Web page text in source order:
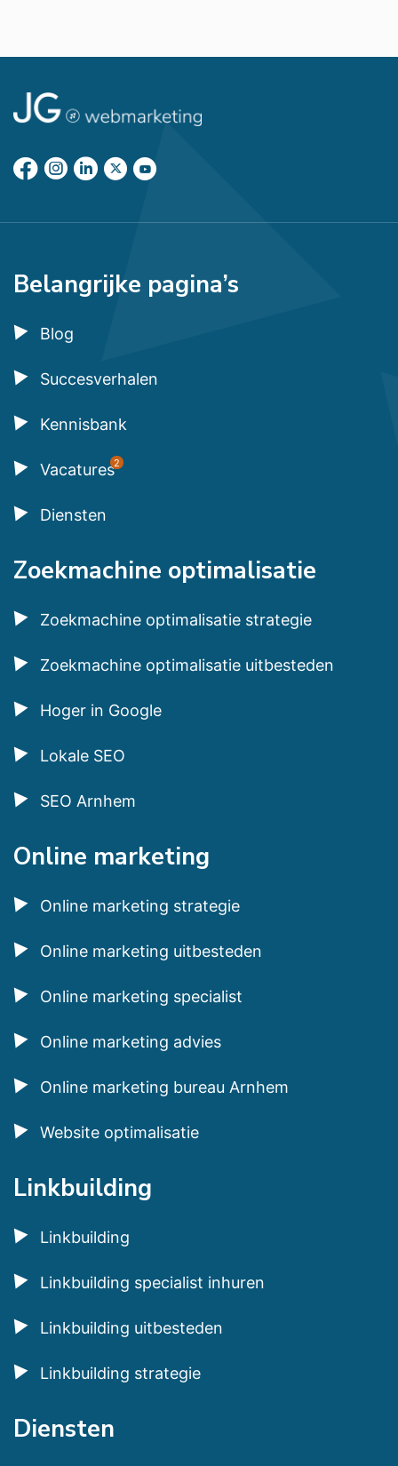
Belangrijke pagina’s
Blog
Succesverhalen
Kennisbank
Vacatures2
Diensten
Zoekmachine optimalisatie
Zoekmachine optimalisatie strategie
Zoekmachine optimalisatie uitbesteden
Hoger in Google
Lokale SEO
SEO Arnhem
Online marketing
Online marketing strategie
Online marketing uitbesteden
Online marketing specialist
Online marketing advies
Online marketing bureau Arnhem
Website optimalisatie
Linkbuilding
Linkbuilding
Linkbuilding specialist inhuren
Linkbuilding uitbesteden
Linkbuilding strategie
Diensten